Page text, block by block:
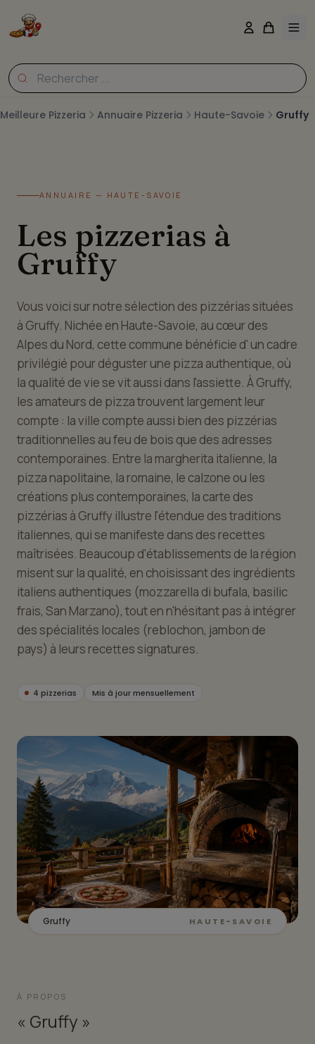
Meilleure Pizzeria Annuaire Pizzeria Haute-Savoie Gruffy
ANNUAIRE — HAUTE-SAVOIE
Les pizzerias à
Gruffy
Vous voici sur notre sélection des pizzérias situées
à Gruffy. Nichée en Haute-Savoie, au cœur des
Alpes du Nord, cette commune bénéficie d' un cadre
privilégié pour déguster une pizza authentique, où
la qualité de vie se vit aussi dans l'assiette. À Gruffy,
les amateurs de pizza trouvent largement leur
compte : la ville compte aussi bien des pizzérias
traditionnelles au feu de bois que des adresses
contemporaines. Entre la margherita italienne, la
pizza napolitaine, la romaine, le calzone ou les
créations plus contemporaines, la carte des
pizzérias à Gruffy illustre l'étendue des traditions
italiennes, qui se manifeste dans des recettes
maîtrisées. Beaucoup d'établissements de la région
misent sur la qualité, en choisissant des ingrédients
italiens authentiques (mozzarella di bufala, basilic
frais, San Marzano), tout en n'hésitant pas à intégrer
des spécialités locales (reblochon, jambon de
pays) à leurs recettes signatures.
4 pizzerias Mis à jour mensuellement
Gruffy HAUTE-SAVOIE
À PROPOS
« Gruffy »